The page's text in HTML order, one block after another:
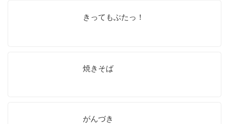
きってもぶたっ！
焼きそば
がんづき